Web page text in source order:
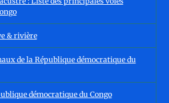
& rivière
de la République démocratique du
démocratique du Congo